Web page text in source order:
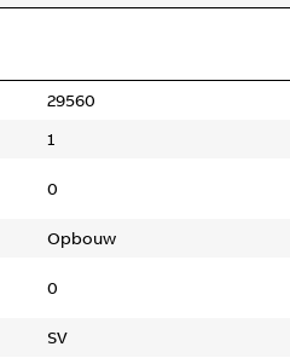
29560
1
0
Opbouw
0
SV